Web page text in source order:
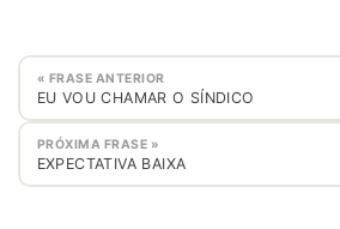
« FRASE ANTERIOR
EU VOU CHAMAR O SÍNDICO
PRÓXIMA FRASE »
EXPECTATIVA BAIXA